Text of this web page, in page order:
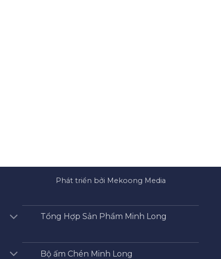
Phát triển bởi Mekoong Media
Tổng Hợp Sản Phẩm Minh Long
Bộ ấm Chén Minh Long